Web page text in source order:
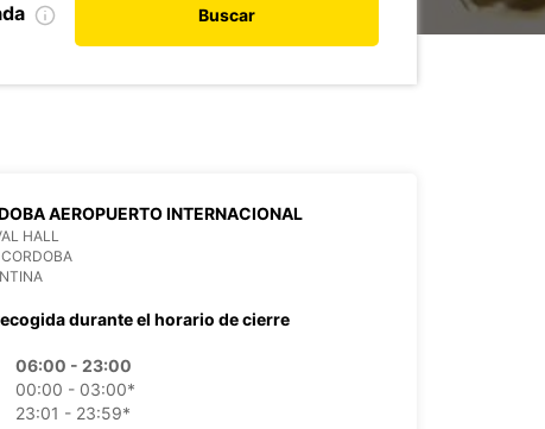
Buscar
AEROPUERTO INTERNACIONAL
HALL
durante el horario de cierre
06:00 - 23:00
00:00 - 03:00*
23:01 - 23:59*